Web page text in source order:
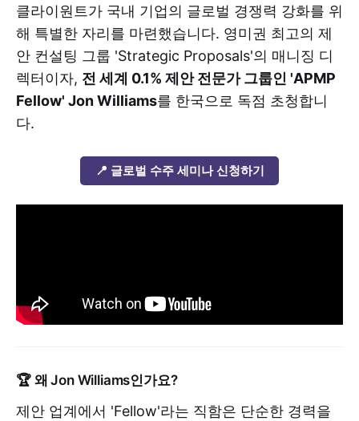
클라이원트가 국내 기업의 글로벌 경쟁력 강화를 위
해 특별한 자리를 마련했습니다. 영미권 최고의 제
안 컨설팅 그룹 'Strategic Proposals'의 매니징 디
렉터이자, 전 세계 0.1% 제안 전문가 그룹인 'APMP
Fellow' Jon Williams를 한국으로 독점 초청합니
다.
📍 글로벌 수주 세미나 신청하기
🏆 왜 Jon Williams인가요?
제안 업계에서 'Fellow'라는 직함은 단순한 경력을